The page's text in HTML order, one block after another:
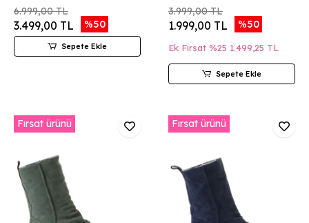
6.999,00 TL
3.499,00 TL %50
Sepete Ekle
3.999,00 TL
1.999,00 TL %50
Ek Fırsat %25 1.499,25 TL
Sepete Ekle
Fırsat ürünü Fırsat ürünü